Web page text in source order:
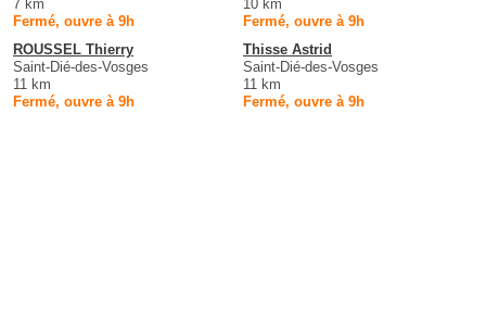
7 km
Fermé, ouvre à 9h
10 km
Fermé, ouvre à 9h
ROUSSEL Thierry
Saint-Dié-des-Vosges
11 km
Fermé, ouvre à 9h
Thisse Astrid
Saint-Dié-des-Vosges
11 km
Fermé, ouvre à 9h